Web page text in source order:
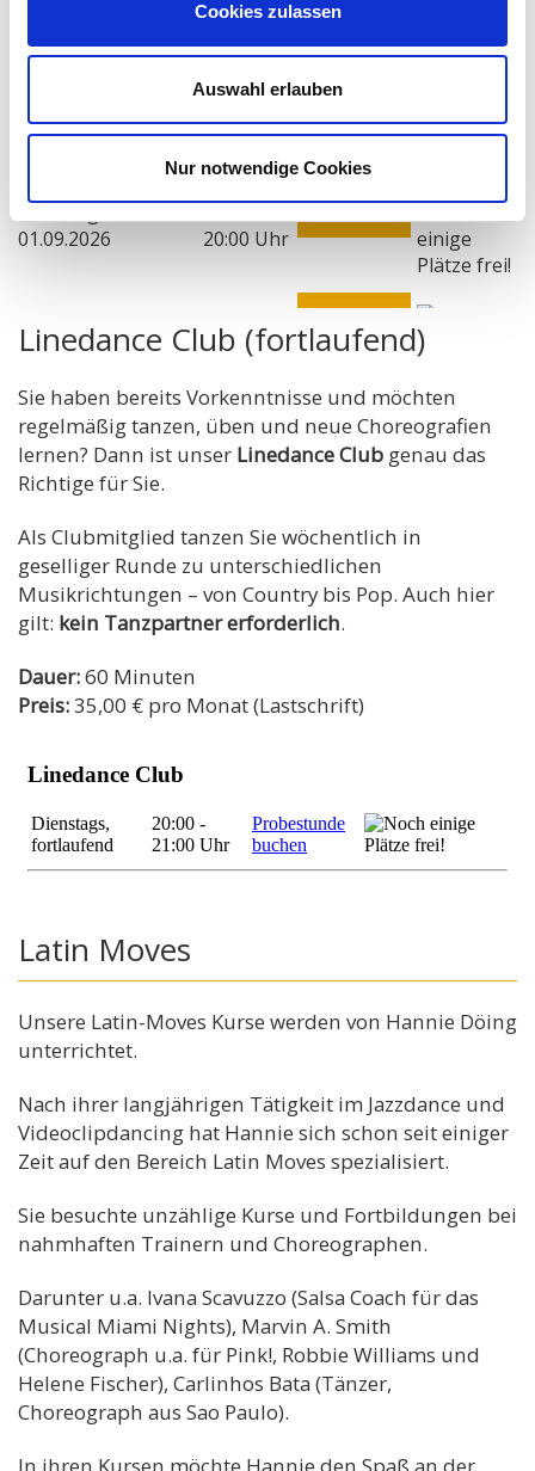
Cookies zulassen
Auswahl erlauben
Nur notwendige Cookies
Die angezeigten Termine sind Starttermine. Der Kurs
findet wöchentlich am gleichen Wochentag statt
(Feiertage ausgenommen).
Linedance Club (fortlaufend)
Sie haben bereits Vorkenntnisse und möchten
regelmäßig tanzen, üben und neue Choreografien
lernen? Dann ist unser Linedance Club genau das
Richtige für Sie.
Als Clubmitglied tanzen Sie wöchentlich in
geselliger Runde zu unterschiedlichen
Musikrichtungen – von Country bis Pop. Auch hier
gilt: kein Tanzpartner erforderlich.
Dauer:60 Minuten
Preis:35,00 € pro Monat (Lastschrift)
Latin Moves
Unsere Latin-Moves Kurse werden von Hannie Döing
unterrichtet.
Nach ihrer langjährigen Tätigkeit im Jazzdance und
Videoclipdancing hat Hannie sich schon seit einiger
Zeit auf den Bereich Latin Moves spezialisiert.
Sie besuchte unzählige Kurse und Fortbildungen bei
nahmhaften Trainern und Choreographen.
Darunter u.a. Ivana Scavuzzo (Salsa Coach für das
Musical Miami Nights), Marvin A. Smith
(Choreograph u.a. für Pink!, Robbie Williams und
Helene Fischer), Carlinhos Bata (Tänzer,
Choreograph aus Sao Paulo).